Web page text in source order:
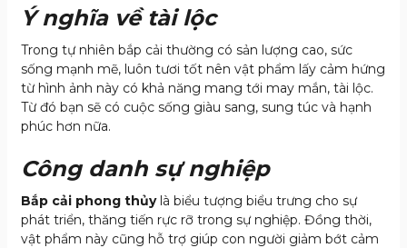
Ý nghĩa về tài lộc
Trong tự nhiên bắp cải thường có sản lượng cao, sức
sống mạnh mẽ, luôn tươi tốt nên vật phẩm lấy cảm hứng
từ hình ảnh này có khả năng mang tới may mắn, tài lộc.
Từ đó bạn sẽ có cuộc sống giàu sang, sung túc và hạnh
phúc hơn nữa.
Công danh sự nghiệp
Bắp cải phong thủylà biểu tượng biểu trưng cho sự
phát triển, thăng tiến rực rỡ trong sự nghiệp. Đồng thời,
vật phẩm này cũng hỗ trợ giúp con người giảm bớt cảm